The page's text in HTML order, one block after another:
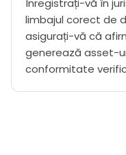
Înregistrați-vă în
limbajul corect de
asigurați-vă că
generează asset-
conformitate